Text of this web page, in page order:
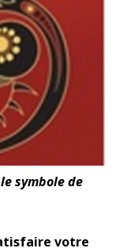
symbole de
votre